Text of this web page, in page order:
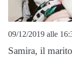
09/12/2019 alle
Samira, il